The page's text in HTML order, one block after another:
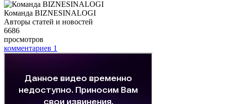
Команда BIZNESINALOGI
Авторы статей и новостей
6686
просмотров
комментариев 1